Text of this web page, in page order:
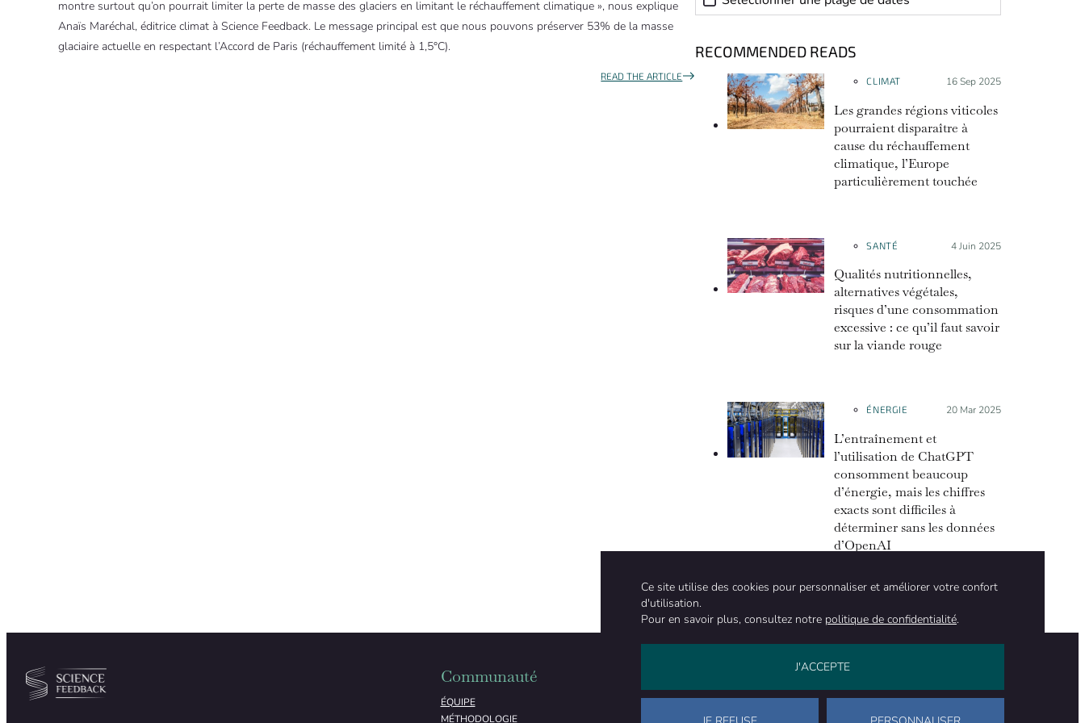
Ce site utilise des cookies pour personnaliser et améliorer votre confort
d'utilisation.
Pour en savoir plus, consultez notre politique de confidentialité.
J'ACCEPTE
montre surtout qu’on pourrait limiter la perte de masse des glaciers en limitant le réchauffement climatique », nous explique
Anaïs Maréchal, éditrice climat à Science Feedback. Le message principal est que nous pouvons préserver 53% de la masse
glaciaire actuelle en respectant l’Accord de Paris (réchauffement limité à 1,5°C).
READ THE ARTICLE
RECOMMENDED READS
CLIMAT Posté le :
16 Sep 2025
Les grandes régions viticoles
pourraient disparaître à
cause du réchauffement
climatique, l’Europe
particulièrement touchée
SANTÉ Posté le :
4 Juin 2025
Qualités nutritionnelles,
alternatives végétales,
risques d’une consommation
excessive : ce qu’il faut savoir
sur la viande rouge
ÉNERGIE Posté le :
20 Mar 2025
L’entraînement et
l’utilisation de ChatGPT
consomment beaucoup
d’énergie, mais les chiffres
exacts sont difficiles à
déterminer sans les données
d’OpenAI
Communauté
ÉQUIPE
MÉTHODOLOGIE
À PROPOS
FINANCEMENT
Rester en contact
NOUS CONTACTER
NOUS SOUTENIR